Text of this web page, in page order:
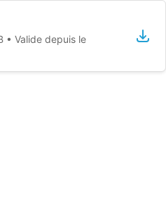
• Valide depuis le